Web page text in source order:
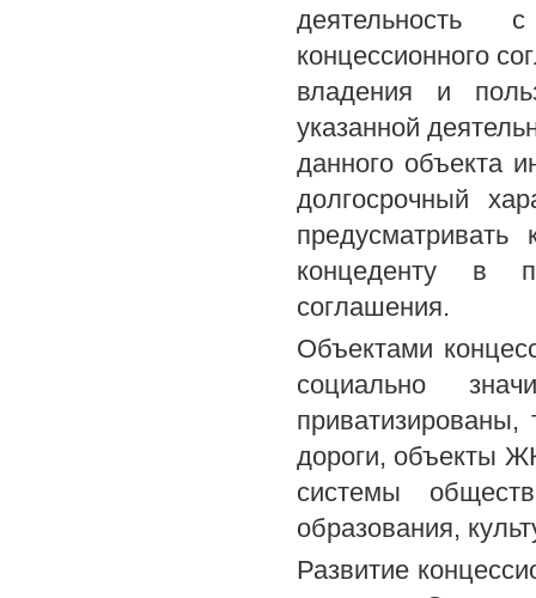
деятельность
концессионного
владения и
указанной
данного объекта
долгосрочный
концеденту в
соглашения.
Объектами
социально
дороги, объекты
системы
образования,
Развитие